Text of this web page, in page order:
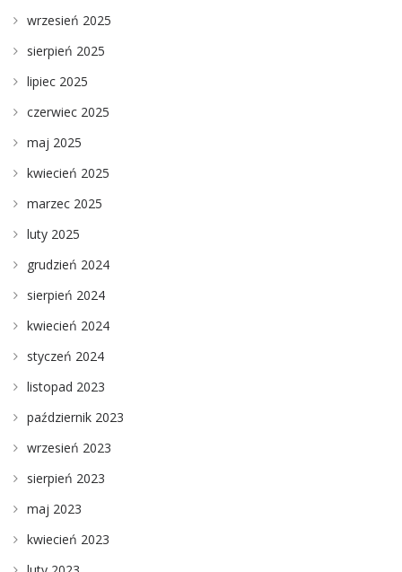
wrzesień 2025
sierpień 2025
lipiec 2025
czerwiec 2025
maj 2025
kwiecień 2025
marzec 2025
luty 2025
grudzień 2024
sierpień 2024
kwiecień 2024
styczeń 2024
listopad 2023
październik 2023
wrzesień 2023
sierpień 2023
maj 2023
kwiecień 2023